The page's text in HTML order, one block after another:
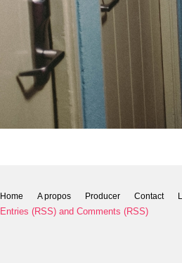
Home A propos Producer Contact
Entries (RSS) and Comments (RSS)